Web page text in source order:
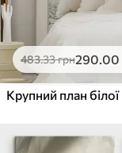
483.33грн290.00